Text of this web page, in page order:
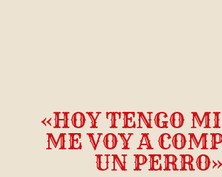
«HOY TENGO
ME VOY A
UN PERRO»